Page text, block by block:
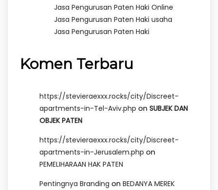
Jasa Pengurusan Paten Haki Online
Jasa Pengurusan Paten Haki usaha
Jasa Pengurusan Paten Haki
Komen Terbaru
https://stevieraexxx.rocks/city/Discreet-
apartments-in-Tel-Aviv.php on SUBJEK DAN
OBJEK PATEN
https://stevieraexxx.rocks/city/Discreet-
apartments-in-Jerusalem.php on
PEMELIHARAAN HAK PATEN
Pentingnya Branding on BEDANYA MEREK